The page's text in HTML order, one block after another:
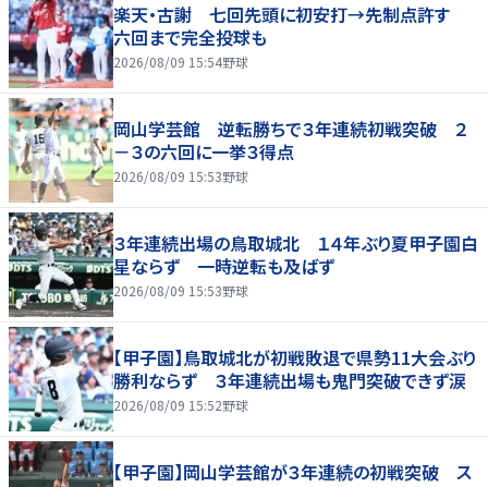
楽天・古謝 七回先頭に初安打→先制点許す
六回まで完全投球も
2026/08/09 15:54野球
岡山学芸館 逆転勝ちで３年連続初戦突破 ２
－３の六回に一挙３得点
2026/08/09 15:53野球
３年連続出場の鳥取城北 １４年ぶり夏甲子園白
星ならず 一時逆転も及ばず
2026/08/09 15:53野球
【甲子園】鳥取城北が初戦敗退で県勢11大会ぶり
勝利ならず ３年連続出場も鬼門突破できず涙
2026/08/09 15:52野球
【甲子園】岡山学芸館が３年連続の初戦突破 ス